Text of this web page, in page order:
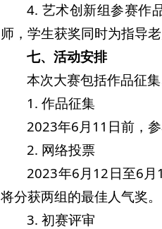
4. 艺术创新组参赛作
师，学生获奖同时为指导老
七、活动安排
本次大赛包括作品征
1. 作品征集
2023年6月11日前，
2. 网络投票
2023年6月12日至6月
将分获两组的最佳人气奖。
3. 初赛评审